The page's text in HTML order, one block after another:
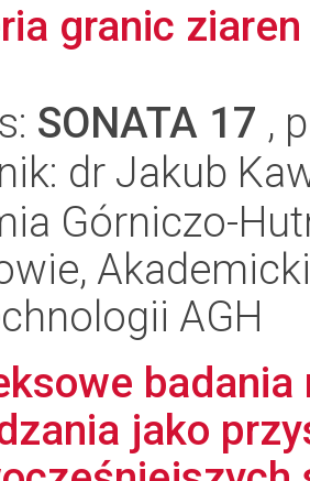
granic
SONATA 17 ,
dr Jakub
Górniczo-
AGH
jako